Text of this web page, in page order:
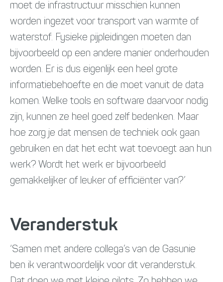
moet de infrastructuur misschien kunnen
worden ingezet voor transport van warmte of
waterstof. Fysieke pijpleidingen moeten dan
bijvoorbeeld op een andere manier onderhouden
worden. Er is dus eigenlijk een heel grote
informatiebehoefte en die moet vanuit de data
komen. Welke tools en software daarvoor nodig
zijn, kunnen ze heel goed zelf bedenken. Maar
hoe zorg je dat mensen de techniek ook gaan
gebruiken en dat het echt wat toevoegt aan hun
werk? Wordt het werk er bijvoorbeeld
gemakkelijker of leuker of efficiënter van?’
Veranderstuk
‘Samen met andere collega’s van de Gasunie
ben ik verantwoordelijk voor dit veranderstuk.